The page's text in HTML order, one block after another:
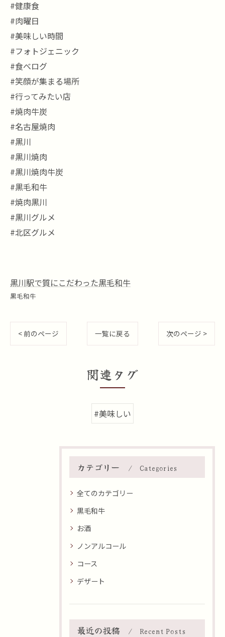
#健康食
#肉曜日
#美味しい時間
#フォトジェニック
#食べログ
#笑顔が集まる場所
#行ってみたい店
#焼肉牛炭
#名古屋焼肉
#黒川
#黒川焼肉
#黒川焼肉牛炭
#黒毛和牛
#焼肉黒川
#黒川グルメ
#北区グルメ
黒川駅で質にこだわった黒毛和牛
黒毛和牛
< 前のページ 一覧に戻る 次のページ >
関連タグ
#美味しい
カテゴリー Categories
全てのカテゴリー
黒毛和牛
お酒
ノンアルコール
コース
デザート
最近の投稿 Recent Posts